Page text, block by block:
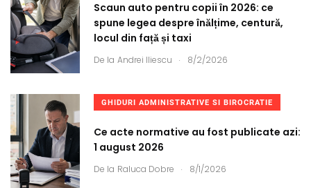
Scaun auto pentru copii în 2026: ce
spune legea despre înălțime, centură,
locul din față și taxi
De la Andrei Iliescu . 8/2/2026
GHIDURI ADMINISTRATIVE SI BIROCRATIE
Ce acte normative au fost publicate azi:
1 august 2026
De la Raluca Dobre . 8/1/2026